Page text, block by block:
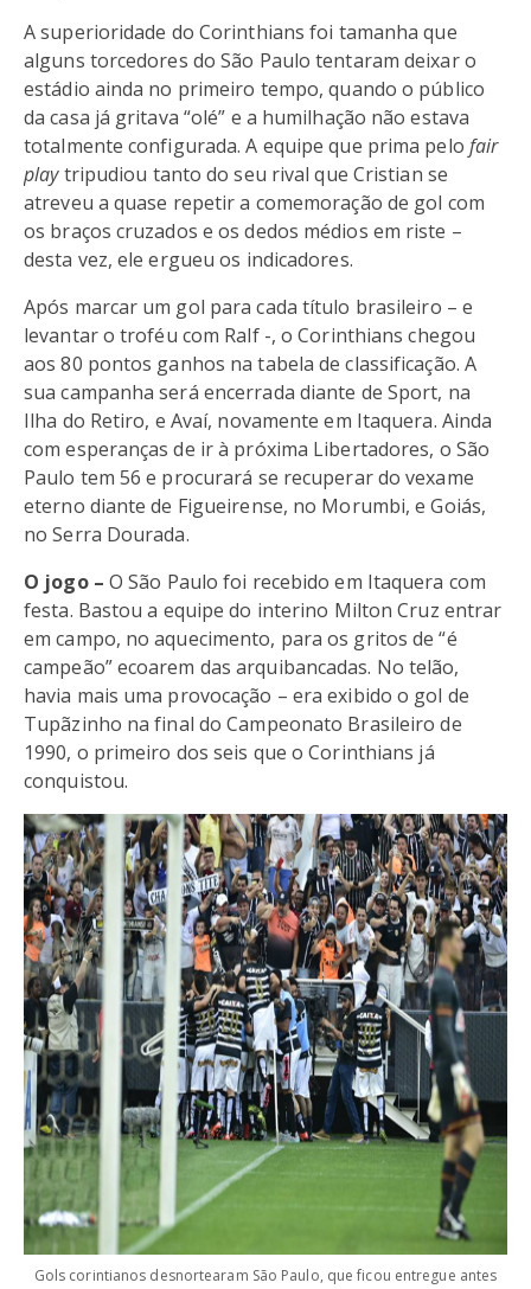
A superioridade do Corinthians foi tamanha que
alguns torcedores do São Paulo tentaram deixar o
estádio ainda no primeiro tempo, quando o público
da casa já gritava “olé” e a humilhação não estava
totalmente configurada. A equipe que prima pelo fair
playtripudiou tanto do seu rival que Cristian se
atreveu a quase repetir a comemoração de gol com
os braços cruzados e os dedos médios em riste –
desta vez, ele ergueu os indicadores.
Após marcar um gol para cada título brasileiro – e
levantar o troféu com Ralf -, o Corinthians chegou
aos 80 pontos ganhos na tabela de classificação. A
sua campanha será encerrada diante de Sport, na
Ilha do Retiro, e Avaí, novamente em Itaquera. Ainda
com esperanças de ir à próxima Libertadores, o São
Paulo tem 56 e procurará se recuperar do vexame
eterno diante de Figueirense, no Morumbi, e Goiás,
no Serra Dourada.
O jogo – O São Paulo foi recebido em Itaquera com
festa. Bastou a equipe do interino Milton Cruz entrar
em campo, no aquecimento, para os gritos de “é
campeão” ecoarem das arquibancadas. No telão,
havia mais uma provocação – era exibido o gol de
Tupãzinho na final do Campeonato Brasileiro de
1990, o primeiro dos seis que o Corinthians já
conquistou.
Gols corintianos desnortearam São Paulo, que ficou entregue antes